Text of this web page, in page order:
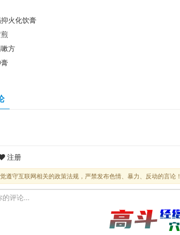
火化饮膏
方
注册
遵守互联网相关的政策法规，严禁发布色情、暴力、反动的言论！